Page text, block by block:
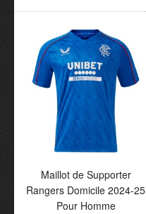
26 Pour Homme
73.55€
Maillot de Supporter
Rangers Domicile 2024-25
Pour Homme